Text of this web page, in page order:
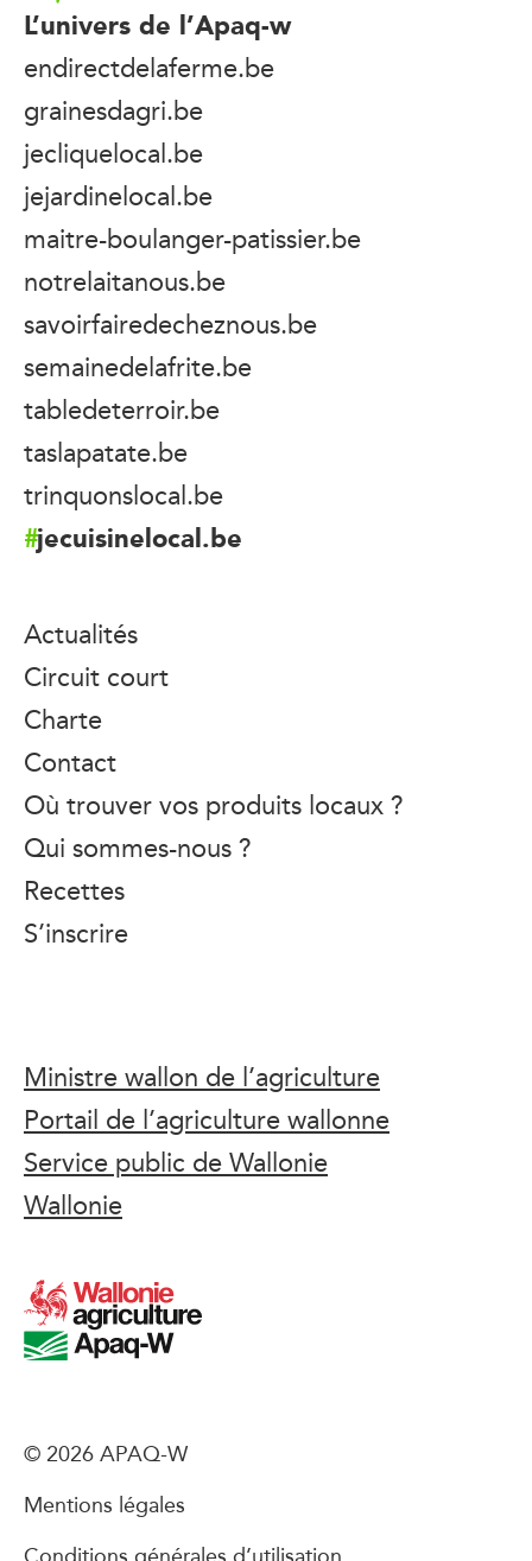
L’univers de l’Apaq-w
endirectdelaferme.be
grainesdagri.be
jecliquelocal.be
jejardinelocal.be
maitre-boulanger-patissier.be
notrelaitanous.be
savoirfairedecheznous.be
semainedelafrite.be
tabledeterroir.be
taslapatate.be
trinquonslocal.be
jecuisinelocal.be
Actualités
Circuit court
Charte
Contact
Où trouver vos produits locaux ?
Qui sommes-nous ?
Recettes
S’inscrire
Ministre wallon de l’agriculture
Portail de l’agriculture wallonne
Service public de Wallonie
Wallonie
© 2026 APAQ-W
Mentions légales